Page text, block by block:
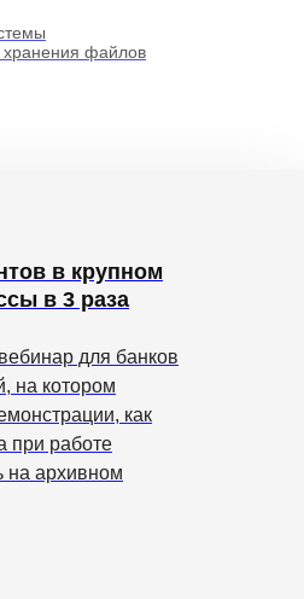
хранения файлов
в крупном
в 3 раза
для банков
на котором
как
при работе
на архивном